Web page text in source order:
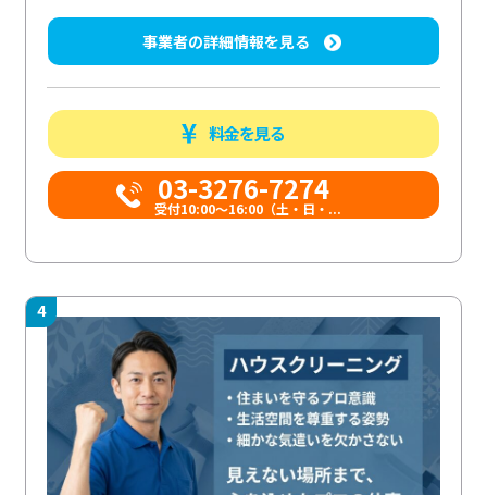
事業者の詳細情報を見る
料金を見る
03-3276-7274
受付10:00〜16:00（土・日・...
4